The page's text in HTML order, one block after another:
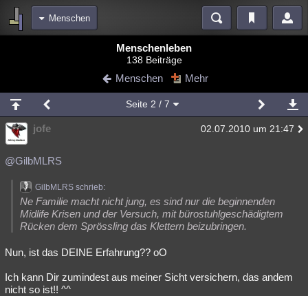
Menschen
Blogs Videos
Chat Wiki Neuigkeiten
meine Rubriken
Menschen Mystery Kriminalfälle
Spiritualität
Natur Umfragen
weitere Rubriken
Philosophie Träume Orte Esoterik Literatur
Astronomie Helpdesk Gruppen
Musik Clash Verbesserungen Allmystery English
Menschenleben
138 Beiträge
Menschen Mehr
Seite 2 / 7
jofe 02.07.2010 um 21:47
@GilbMLRS
GilbMLRS schrieb:
Ne Familie macht nicht jung, es sind nur die beginnenden
Midlife Krisen und der Versuch, mit bürostuhlgeschädigtem
Rücken dem Sprössling das Klettern beizubringen.
Nun, ist das DEINE Erfahrung?? oO
Ich kann Dir zumindest aus meiner Sicht versichern, das andem
nicht so ist!! ^^